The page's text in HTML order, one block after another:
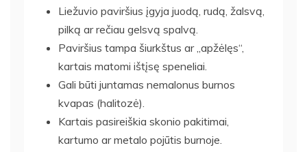
Liežuvio paviršius įgyja juodą, rudą, žalsvą,
pilką ar rečiau gelsvą spalvą.
Paviršius tampa šiurkštus ar „apžėlęs“,
kartais matomi ištįsę speneliai.
Gali būti juntamas nemalonus burnos
kvapas (halitozė).
Kartais pasireiškia skonio pakitimai,
kartumo ar metalo pojūtis burnoje.